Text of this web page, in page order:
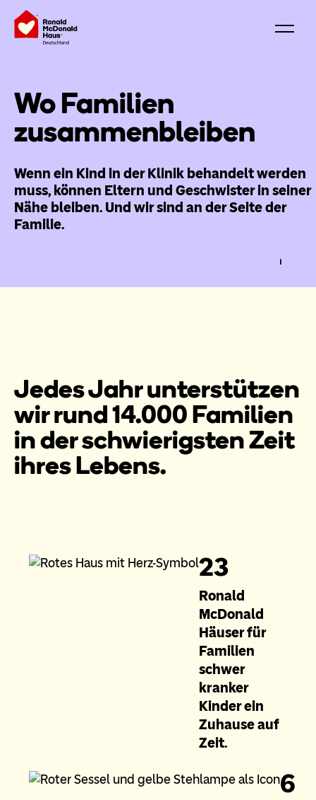
Wo Familien
zusammenbleiben
Wenn ein Kind in der Klinik behandelt werden
muss, können Eltern und Geschwister in seiner
Nähe bleiben. Und wir sind an der Seite der
Familie.
Jedes Jahr unterstützen
wir rund 14.000 Familien
in der schwierigsten Zeit
ihres Lebens.
23
Ronald
McDonald
Häuser für
Familien
schwer
kranker
Kinder ein
Zuhause auf
Zeit.
6